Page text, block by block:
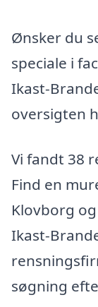
Ønsker du
speciale i
Ikast-
oversigten
Vi fandt 38
Find en
Klovborg
Ikast-
søgning